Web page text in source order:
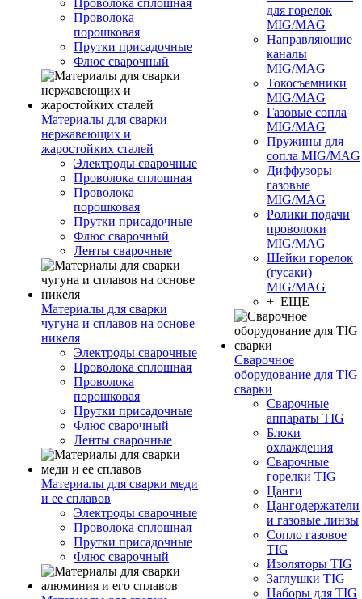
Проволока сплошная
Проволока
порошковая
Прутки присадочные
Флюс сварочный
Материалы для сварки
нержавеющих и
жаростойких сталей
Электроды сварочные
Проволока сплошная
Проволока
порошковая
Прутки присадочные
Флюс сварочный
Ленты сварочные
Материалы для сварки
чугуна и сплавов на основе
никеля
Электроды сварочные
Проволока сплошная
Проволока
порошковая
Прутки присадочные
Флюс сварочный
Ленты сварочные
Материалы для сварки меди
и ее сплавов
Электроды сварочные
Проволока сплошная
Прутки присадочные
Флюс сварочный
для горелок
MIG/MAG
Направляющие
каналы
MIG/MAG
Токосъемники
MIG/MAG
Газовые сопла
MIG/MAG
Пружины для
сопла MIG/MAG
Диффузоры
газовые
MIG/MAG
Ролики подачи
проволоки
MIG/MAG
Шейки горелок
(гусаки)
MIG/MAG
+ ЕЩЕ
Сварочное
оборудование для TIG
сварки
Сварочные
аппараты TIG
Блоки
охлаждения
Сварочные
горелки TIG
Цанги
Цангодержатели
и газовые линзы
Сопло газовое
TIG
Изоляторы TIG
Заглушки TIG
Наборы для TIG